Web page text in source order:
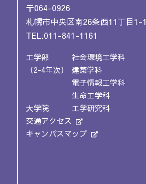
〒064-0926
札幌市中央区南26条西11丁目1-1
TEL.011-841-1161
工学部
（2-4年次）
社会環境工学科
建築学科
電子情報工学科
生命工学科
大学院
工学研究科
交通アクセス
キャンパスマップ